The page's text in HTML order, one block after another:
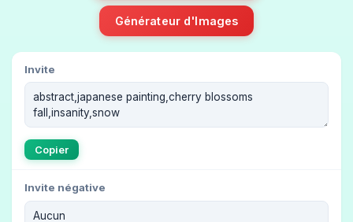
Générateur d'Images
Invite
Copier
Invite négative